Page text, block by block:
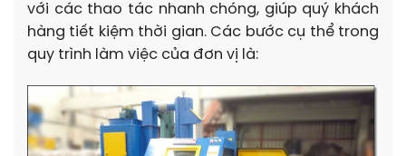
với các thao tác nhanh chóng, giúp quý khách
hàng tiết kiệm thời gian. Các bước cụ thể trong
quy trình làm việc của đơn vị là: